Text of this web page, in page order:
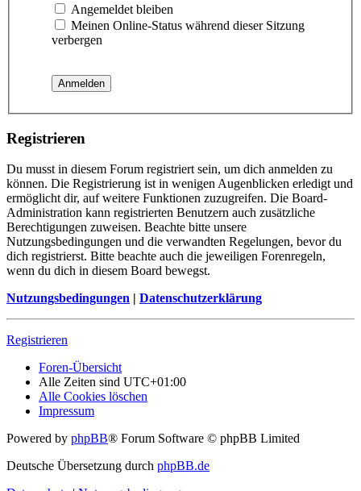
Angemeldet bleiben
Meinen Online-Status während dieser Sitzung
verbergen
Registrieren
Du musst in diesem Forum registriert sein, um dich anmelden zu
können. Die Registrierung ist in wenigen Augenblicken erledigt und
ermöglicht dir, auf weitere Funktionen zuzugreifen. Die Board-
Administration kann registrierten Benutzern auch zusätzliche
Berechtigungen zuweisen. Beachte bitte unsere
Nutzungsbedingungen und die verwandten Regelungen, bevor du
dich registrierst. Bitte beachte auch die jeweiligen Forenregeln,
wenn du dich in diesem Board bewegst.
Nutzungsbedingungen | Datenschutzerklärung
Registrieren
Foren-Übersicht
Alle Zeiten sind UTC+01:00
Alle Cookies löschen
Impressum
Powered by phpBB® Forum Software © phpBB Limited
Deutsche Übersetzung durch phpBB.de